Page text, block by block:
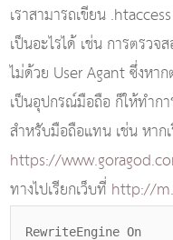
เราสามารถเขียน
เป็นอะไรได้ เช่น การตรวจ
ไม่ด้วย User Agant ซึ่งหา
เป็นอุปกรณ์มือถือ ก็ให้ทำก
สำหรับมือถือแทน เช่น หาก
https://
ทางไปเรียกเว็บที่ http://
RewriteEngine On